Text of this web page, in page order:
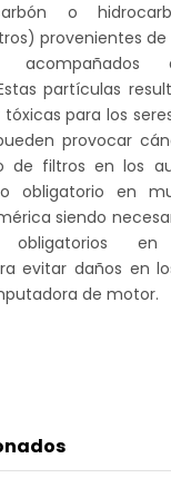
o
provenientes
partículas
para los
provocar
de filtros en los
obligatorio en
siendo
obligatorios
evitar daños en
de motor.